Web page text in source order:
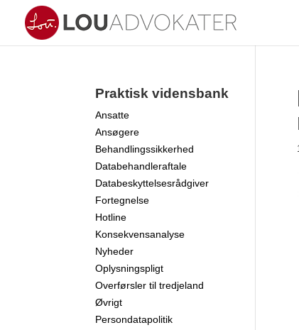
Praktisk vidensbank
Ansatte
Ansøgere
Behandlingssikkerhed
Databehandleraftale
Databeskyttelsesrådgiver
Fortegnelse
Hotline
Konsekvensanalyse
Nyheder
Oplysningspligt
Overførsler til tredjeland
Øvrigt
Persondatapolitik